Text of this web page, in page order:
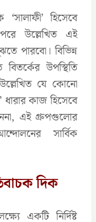
হিসেবে
উল্লেখিত এই
পারবো। বিভিন্ন
উপস্থিতি
যে কোনো
ধারার কাজ হিসেবে
এই গ্রুপগুলোর
সার্বিক
দিক
একটি নির্দিষ্ট